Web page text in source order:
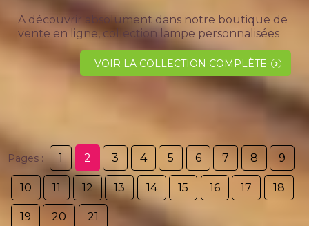
A découvrir absolument dans notre boutique de
vente en ligne, collection lampe personnalisées
effet 3D pour décoration de maison sur le thème
ange. Création par nos soins dans notre atelier
dans le sud de la...
VOIR LA COLLECTION COMPLÈTE
Pages : 1 2 3 4 5 6 7 8 9
10 11 12 13 14 15 16 17 18
19 20 21